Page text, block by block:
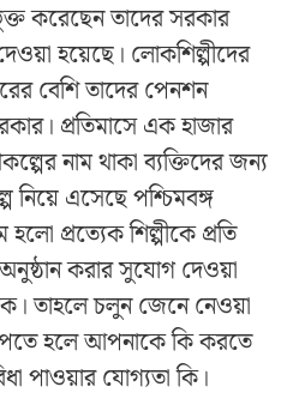
করেছেন তাদের সরকার
হয়েছে। লোকশিল্পীদের
বেশি তাদের পেনশন
প্রতিমাসে এক হাজার
নাম থাকা ব্যক্তিদের জন্য
নিয়ে এসেছে পশ্চিমবঙ্গ
প্রত্যেক শিল্পীকে প্রতি
করার সুযোগ দেওয়া
তাহলে চলুন জেনে নেওয়া
হলে আপনাকে কি করতে
পাওয়ার যোগ্যতা কি।